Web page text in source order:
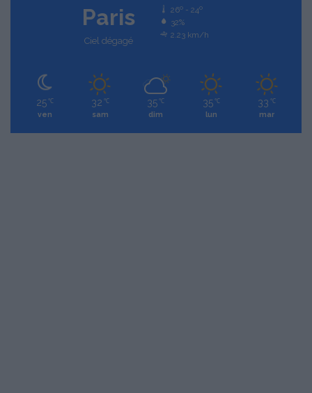
Paris
Ciel dégagé
26º - 24º
32%
2.23 km/h
25 ℃
ven
32 ℃
sam
35 ℃
dim
35 ℃
lun
33 ℃
mar